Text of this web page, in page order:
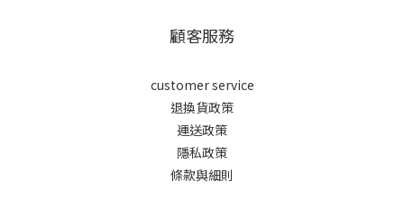
顧客服務
customer service
退換貨政策
運送政策
隱私政策
條款與細則